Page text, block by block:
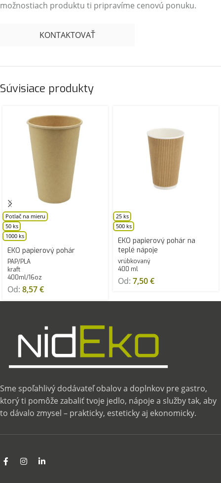
možnostiach produktu ti pripravíme cenovú ponuku.
KONTAKTOVAŤ
Súvisiace produkty
Potlač na mieru
50 ks
1000 ks
EKO papierový pohár
PAP/PLA
kraft
400ml/16oz
Od: 8,57€
25 ks
500 ks
EKO papierový pohár na
teplé nápoje
vrúbkovaný
400 ml
Od: 7,50€
Sme spoľahlivý dodávateľ obalov a doplnkov pre gastro,
ktorý ti pomôže zabaliť tvoje jedlo, nápoje a služby tak, aby
to dávalo zmysel – prakticky, esteticky aj ekonomicky.